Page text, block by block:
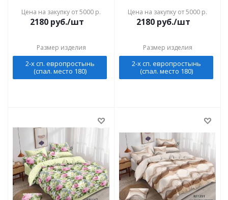
Цена на закупку от 5000 р.
2180 руб./шт
Размер изделия
2-х сп. европростынь
(спал. место 180)
Цена на закупку от 5000 р.
2180 руб./шт
Размер изделия
2-х сп. европростынь
(спал. место 180)